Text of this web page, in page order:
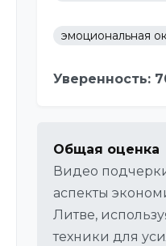
эмоциональная
Уверенность:
Общая оценка
Видео
аспекты
Литве,
техники для